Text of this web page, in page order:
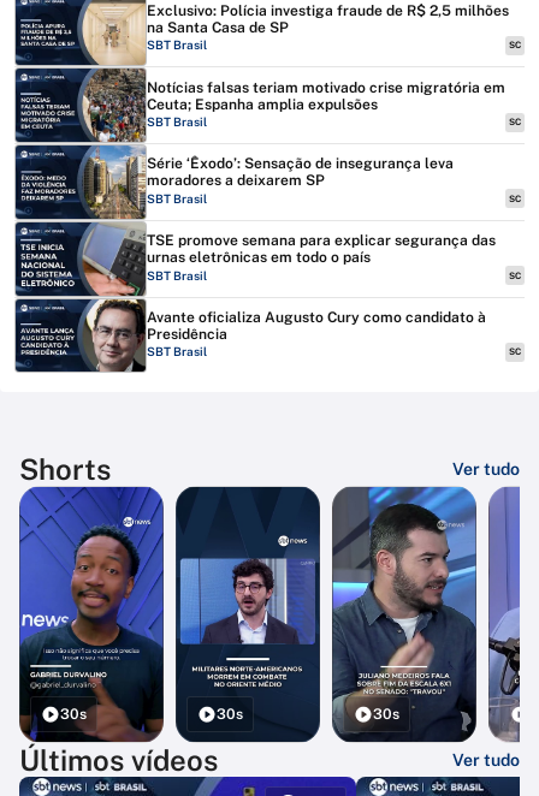
Exclusivo: Polícia investiga fraude de R$ 2,5 milhões
na Santa Casa de SP
SBT Brasil SC
Notícias falsas teriam motivado crise migratória em
Ceuta; Espanha amplia expulsões
SBT Brasil SC
Série ‘Êxodo’: Sensação de insegurança leva
moradores a deixarem SP
SBT Brasil SC
TSE promove semana para explicar segurança das
urnas eletrônicas em todo o país
SBT Brasil SC
Avante oficializa Augusto Cury como candidato à
Presidência
SBT Brasil SC
Shorts Ver tudo
30s 30s 30s
Últimos vídeos Ver tudo